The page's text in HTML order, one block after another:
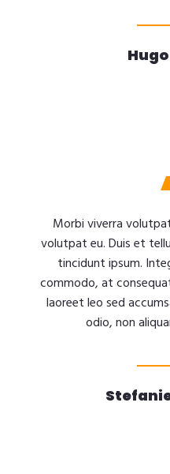
Morbi viverra
volutpat eu. Duis et
tincidunt ipsum.
commodo, at
laoreet leo sed
odio, non